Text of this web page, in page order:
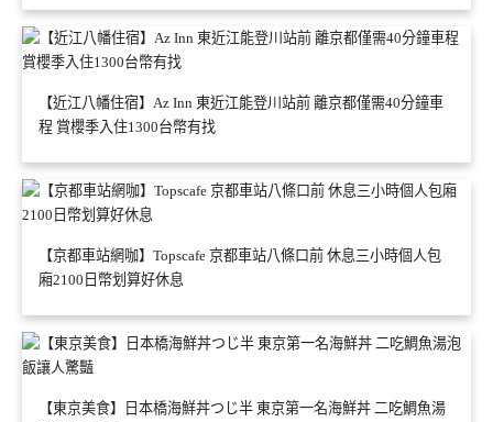
【近江八幡住宿】Az Inn 東近江能登川站前 離京都僅需40分鐘車
程 賞櫻季入住1300台幣有找
【京都車站網咖】Topscafe 京都車站八條口前 休息三小時個人包
廂2100日幣划算好休息
【東京美食】日本橋海鮮丼つじ半 東京第一名海鮮丼 二吃鯛魚湯